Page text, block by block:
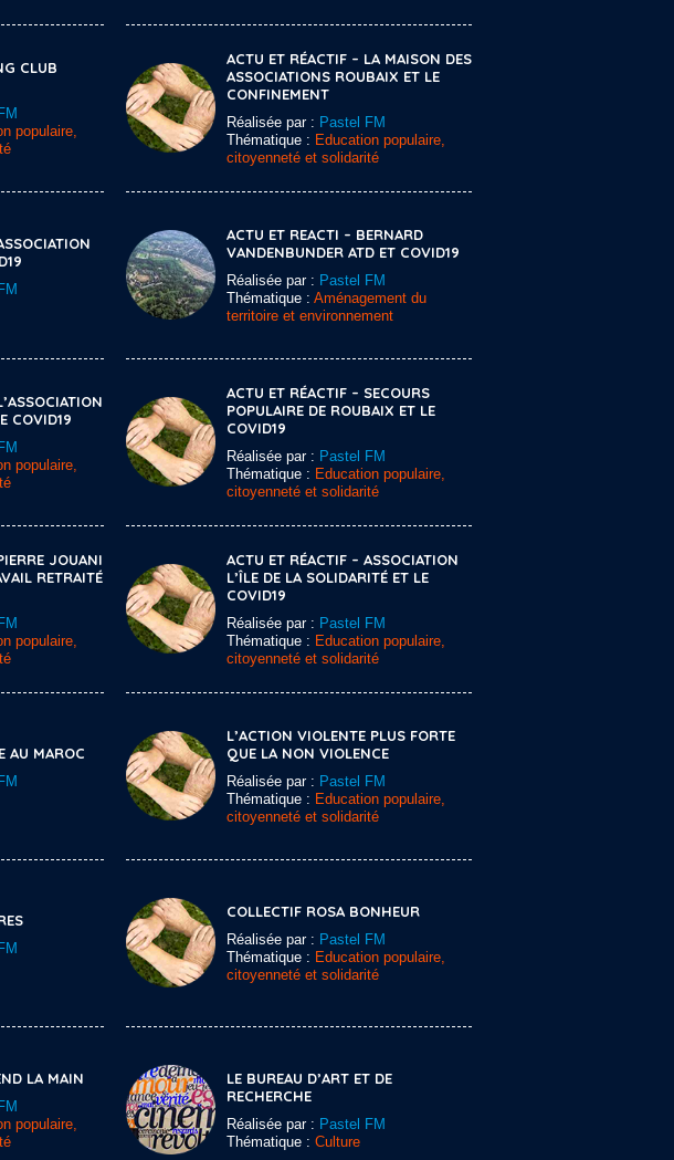
CLUB
populaire,
ACTU ET RÉACTIF – LA MAISON DES
ASSOCIATIONS ROUBAIX ET LE
CONFINEMENT
Réalisée par : Pastel FM
Thématique : Education populaire,
citoyenneté et solidarité
ACTU ET REACTI – BERNARD
VANDENBUNDER ATD ET COVID19
Réalisée par : Pastel FM
Thématique : Aménagement du
territoire et environnement
COVID19
populaire,
ACTU ET RÉACTIF – SECOURS
POPULAIRE DE ROUBAIX ET LE
COVID19
Réalisée par : Pastel FM
Thématique : Education populaire,
citoyenneté et solidarité
JOUANI
RETRAITÉ
populaire,
ACTU ET RÉACTIF – ASSOCIATION
L’ÎLE DE LA SOLIDARITÉ ET LE
COVID19
Réalisée par : Pastel FM
Thématique : Education populaire,
citoyenneté et solidarité
AU MAROC
L’ACTION VIOLENTE PLUS FORTE
QUE LA NON VIOLENCE
Réalisée par : Pastel FM
Thématique : Education populaire,
citoyenneté et solidarité
COLLECTIF ROSA BONHEUR
Réalisée par : Pastel FM
Thématique : Education populaire,
citoyenneté et solidarité
LA MAIN
populaire,
LE BUREAU D’ART ET DE
RECHERCHE
Réalisée par : Pastel FM
Thématique : Culture